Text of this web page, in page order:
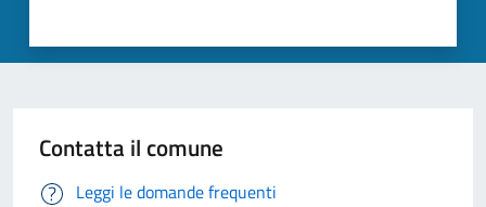
Contatta il comune
Leggi le domande frequenti